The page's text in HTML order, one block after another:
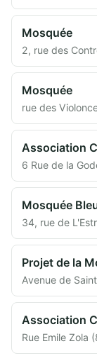
Mosquée
2, rue des
Mosquée
rue des
6 Rue de la
Mosquée
34, rue de
Projet de la
Avenue de
Rue Emile Zola